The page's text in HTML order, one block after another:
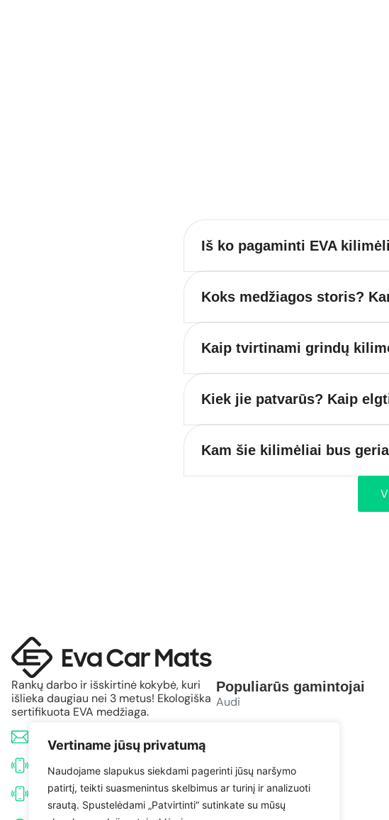
Vertiname jūsų privatumą
Naudojame slapukus siekdami pagerinti jūsų naršymo
patirtį, teikti suasmenintus skelbimus ar turinį ir analizuoti
srautą. Spustelėdami „Patvirtinti“ sutinkate su mūsų
Iš ko pagaminti EVA
Koks medžiagos storis?
Kaip tvirtinami grindų
Kiek jie patvarūs? Kaip
Kam šie kilimėliai bus
Rankų darbo ir išskirtinė kokybė, kuri
išlieka daugiau nei 3 metus! Ekologiška
sertifikuota EVA medžiaga.
info@evacarmats.com
+370 633 71191
+370 638 52691
Populiarūs gamintojai
Audi
Volkswagen